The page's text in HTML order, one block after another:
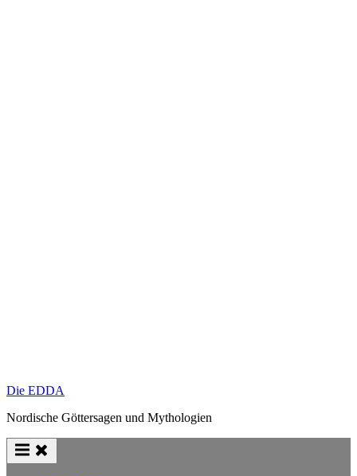
Die EDDA
Nordische Göttersagen und Mythologien